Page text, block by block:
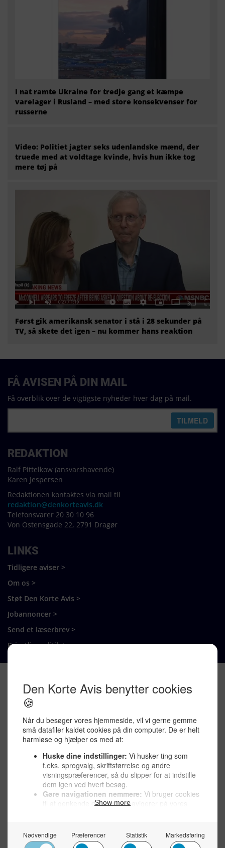
I nat ramte Ukraine for tredje gang et kæmpe
varelager i Rusland – med store konsekvenser for
russerne
Video: Politiet jagter seks udenlandske mænd, der
truede med at voldtage kvinde, hvis hun ikke tog
mere tøj på
Først gik amerikansk senator i stå i 28 sekunder på
TV, så skete det igen – nu kommer hans reaktion
REDAKTION
Ralf Pittelkow (ansvarshavende)
Karen Jespersen
Redaktionen kontaktes via mail til
redaktion@denkorteavis.dk
Telefonsvarer 20 30 10 96
Von Ostensgade 22, 2791 Dragør
LINKS
Tidligere aviser >
Om os >
Støt Den Korte Avis >
Jobannoncer >
Send et læserbrev >
Privatlivspolitik >
FÅ AVISEN PÅ DIN MAIL
Få overblik over de vigtigste nyheder hver dag på mail.